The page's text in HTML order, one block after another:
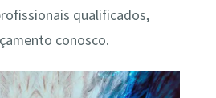
qualificados,
conosco.